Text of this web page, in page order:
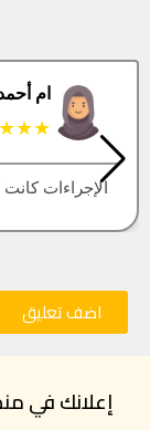
البتول
العقار اللي
اضف تعليق
إعلانك في